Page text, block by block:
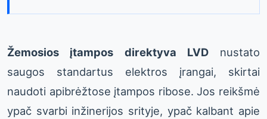
Žemosios įtampos direktyva LVDnustato
saugos standartus elektros įrangai, skirtai
naudoti apibrėžtose įtampos ribose. Jos reikšmė
ypač svarbi inžinerijos srityje, ypač kalbant apie